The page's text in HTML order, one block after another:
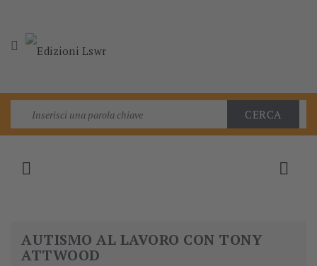

CERCA
 
AUTISMO AL LAVORO CON TONY
ATTWOOD